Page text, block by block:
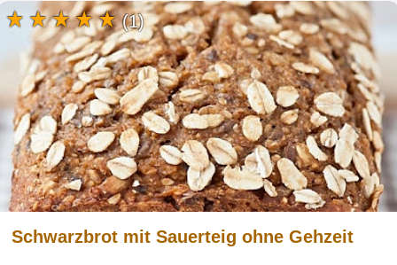
Schwarzbrot mit Sauerteig ohne Gehzeit
(1)